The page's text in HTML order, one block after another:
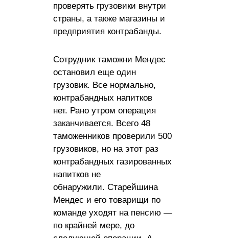
проверять грузовики внутри
страны, а также магазины и
предприятия контрабанды.
Сотрудник таможни Мендес
остановил еще один
грузовик. Все нормально,
контрабандных напитков
нет. Рано утром операция
заканчивается. Всего 48
таможенников проверили 500
грузовиков, но на этот раз
контрабандных газированных
напитков не
обнаружили. Старейшина
Мендес и его товарищи по
команде уходят на пенсию —
по крайней мере, до